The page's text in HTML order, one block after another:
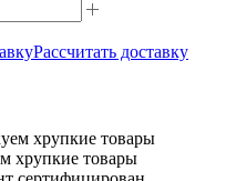
Рассчитать доставку
хрупкие товары